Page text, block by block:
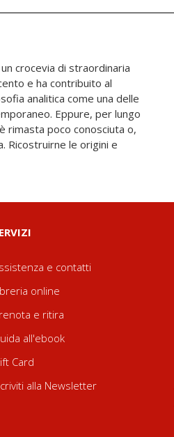
crocevia di straordinaria
e ha contribuito al
analitica come una delle
Eppure, per lungo
rimasta poco conosciuta o,
Ricostruirne le origini e
è quanto la storiografia
sempre più estesa,
così di metterne a
rispetto alla narrazione
e contatti
online
e ritira
all'ebook
Card
alla Newsletter